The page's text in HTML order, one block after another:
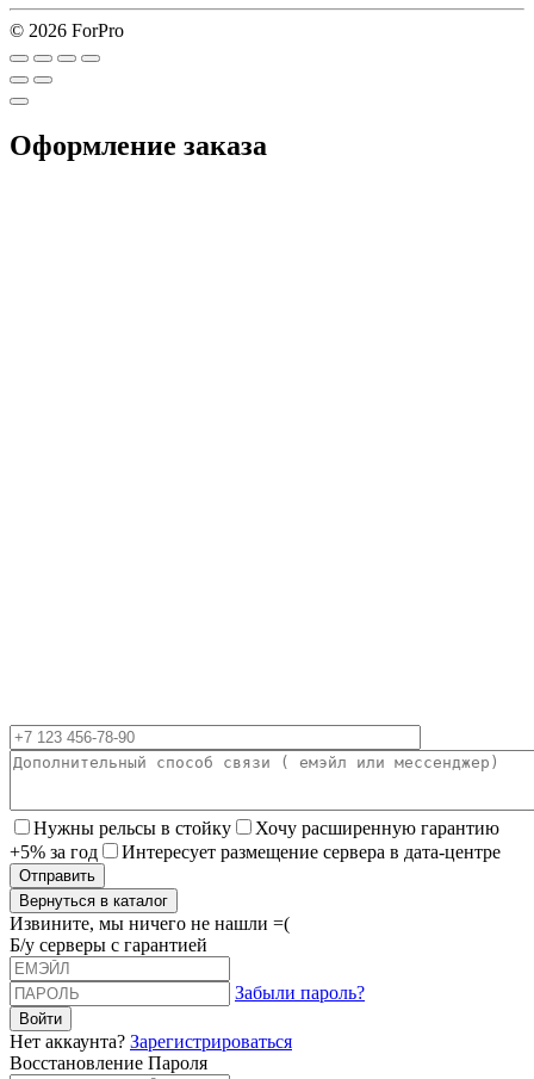
© 2026 ForPro
Оформление заказа
Нужны рельсы в стойку
Хочу расширенную гарантию
+5% за год
Интересует размещение сервера в дата-центре
Вернуться в каталог
Извините, мы ничего не нашли =(
Б/у серверы с гарантией
Забыли пароль?
Нет аккаунта? Зарегистрироваться
Восстановление Пароля